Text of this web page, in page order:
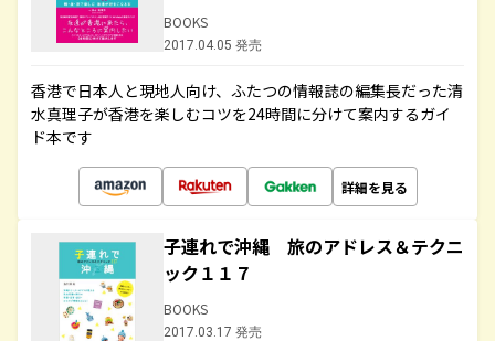
BOOKS
2017.04.05 発売
香港で日本人と現地人向け、ふたつの情報誌の編集長だった清
水真理子が香港を楽しむコツを24時間に分けて案内するガイ
ド本です
詳細を見る
子連れで沖縄 旅のアドレス＆テクニ
ック１１７
BOOKS
2017.03.17 発売